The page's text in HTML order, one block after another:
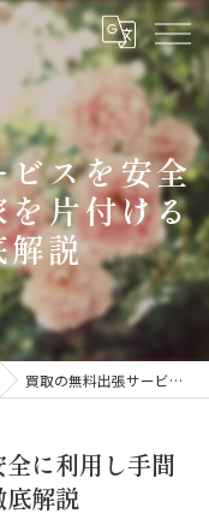
スを安全
片付ける
解説
買取の無料出張サービスを安全に利用し手間なく家を片付けるポイント徹底解説
に利用し手間
底解説